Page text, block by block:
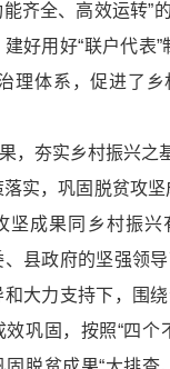
齐全、高效运转”
好用好“联户代表”
理体系，促进了
夯实乡村振兴之
，巩固脱贫攻坚
坚成果同乡村振兴
县政府的坚强领
大力支持下，围
巩固，按照“四个